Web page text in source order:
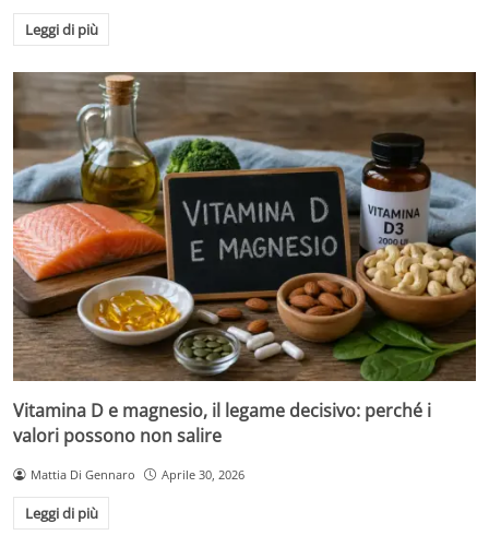
Leggi di più
Vitamina D e magnesio, il legame decisivo: perché i
valori possono non salire
Mattia Di Gennaro Aprile 30, 2026
Leggi di più